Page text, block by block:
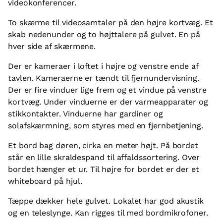
videokonferencer.
To skærme til videosamtaler på den højre kortvæg. Et
skab nedenunder og to højttalere på gulvet. En på
hver side af skærmene.
Der er kameraer i loftet i højre og venstre ende af
tavlen. Kameraerne er tændt til fjernundervisning.
Der er fire vinduer lige frem og et vindue på venstre
kortvæg. Under vinduerne er der varmeapparater og
stikkontakter. Vinduerne har gardiner og
solafskærmning, som styres med en fjernbetjening.
Et bord bag døren, cirka en meter højt. På bordet
står en lille skraldespand til affaldssortering. Over
bordet hænger et ur. Til højre for bordet er der et
whiteboard på hjul.
Tæppe dækker hele gulvet. Lokalet har god akustik
og en teleslynge. Kan rigges til med bordmikrofoner.